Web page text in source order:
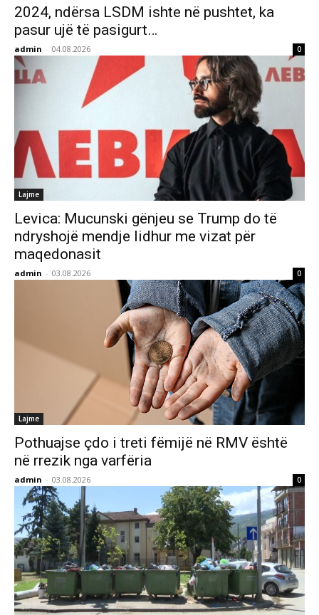
2024, ndërsa LSDM ishte në pushtet, ka
pasur ujë të pasigurt…
admin - 04.08.2026 0
Lajme
Levica: Mucunski gënjeu se Trump do të
ndryshojë mendje lidhur me vizat për
maqedonasit
admin - 03.08.2026 0
Lajme
Pothuajse çdo i treti fëmijë në RMV është
në rrezik nga varfëria
admin - 03.08.2026 0